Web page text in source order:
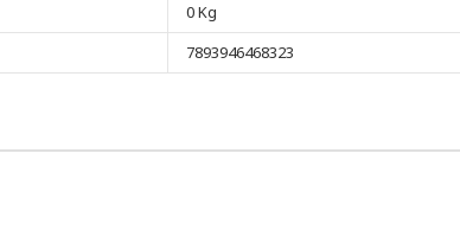
0 Kg
7893946468323